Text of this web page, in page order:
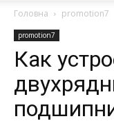
Головна promotion7
promotion7
Как